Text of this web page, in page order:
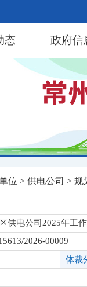
态 政府信
位 > 供电公司 > 规
供电公司2025年工
2026-00009
体裁